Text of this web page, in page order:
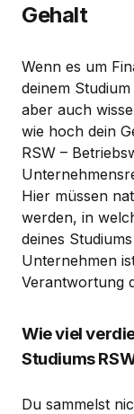
Gehalt
Wenn es um
deinem
aber auch
wie hoch dein
RSW –
Hier müssen
werden, in
deines
Unternehmen
Verantwortung
Wie viel
Studiums
Du sammelst